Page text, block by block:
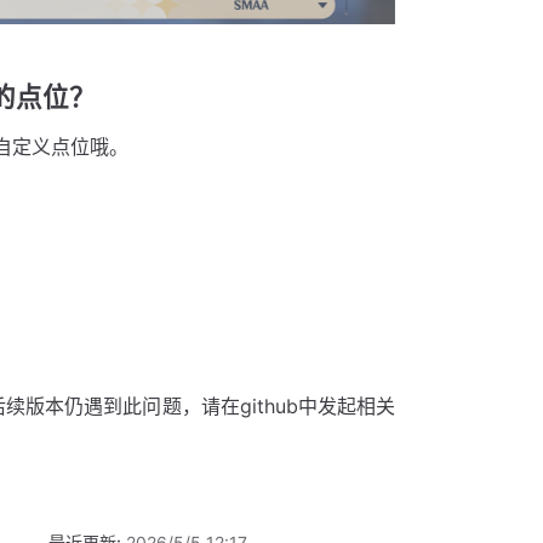
位？
义点位哦。
版本仍遇到此问题，请在github中发起相关